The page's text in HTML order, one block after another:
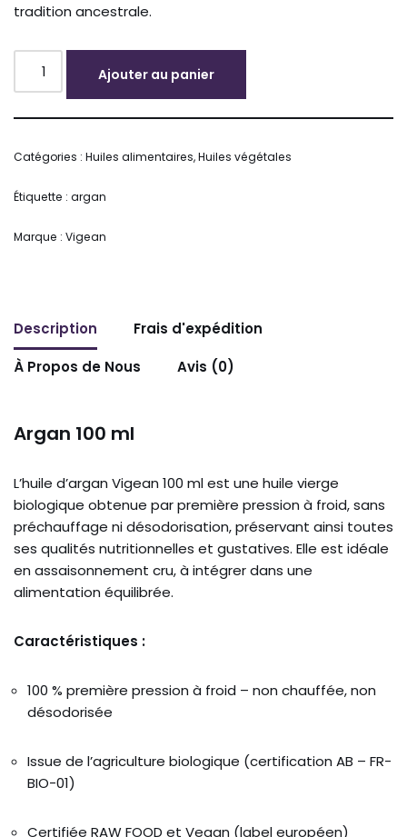
tradition ancestrale.
Ajouter au panier
Catégories : Huiles alimentaires,Huiles végétales
Étiquette : argan
Marque : Vigean
Description
Frais d'expédition
À Propos de Nous
Avis (0)
Argan 100 ml
L’huile d’argan Vigean 100 ml est une huile vierge
biologique obtenue par première pression à froid, sans
préchauffage ni désodorisation, préservant ainsi toutes
ses qualités nutritionnelles et gustatives. Elle est idéale
en assaisonnement cru, à intégrer dans une
alimentation équilibrée.
Caractéristiques :
100 % première pression à froid – non chauffée, non
désodorisée
Issue de l’agriculture biologique (certification AB – FR-
BIO-01)
Certifiée RAW FOOD et Vegan (label européen)